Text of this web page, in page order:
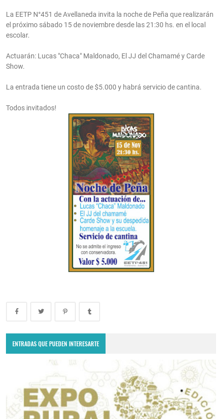
La EETP N°451 de Avellaneda invita la noche de Peña que realizarán
el próximo sábado 15 de noviembre desde las 21:30 hs. en el local
escolar.
Actuarán: Lucas "Chaca" Maldonado, El JJ del Chamamé y Carde
Show.
La entrada tiene un costo de $5.000 y habrá servicio de cantina.
Todos invitados!
ENTRADAS QUE PUEDEN INTERESARTE